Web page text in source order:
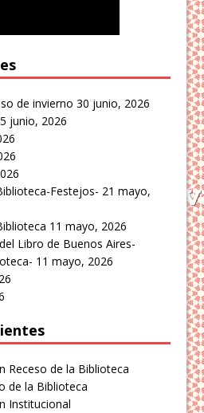
de invierno 30 junio, 2026
junio, 2026
Festejos- 21 mayo,
11 mayo, 2026
Libro de Buenos Aires-
11 mayo, 2026
Receso de la Biblioteca
de la Biblioteca
Institucional